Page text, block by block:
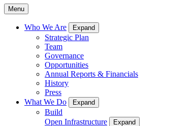
Menu
Who We Are Expand
Strategic Plan
Team
Governance
Opportunities
Annual Reports & Financials
History
Press
What We Do
Expand
Build
Open Infrastructure
Expand